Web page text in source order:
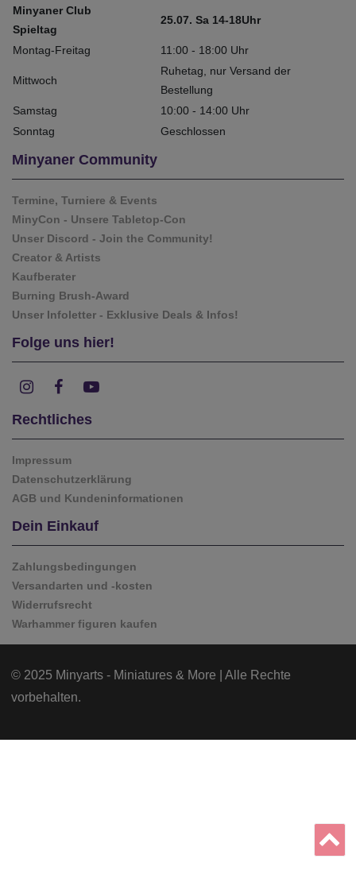
Minyaner Club
Spieltag
25.07. Sa 14-18Uhr
Montag-Freitag 11:00 - 18:00 Uhr
Mittwoch
Ruhetag, nur Versand der
Bestellung
Samstag
10:00 - 14:00 Uhr
Sonntag
Geschlossen
Minyaner Community
Termine, Turniere & Events
MinyCon - Unsere Tabletop-Con
Unser Discord - Join the Community!
Creator & Artists
Kaufberater
Burning Brush-Award
Unser Infoletter - Exklusive Deals & Infos!
Folge uns hier!
Rechtliches
Impressum
Datenschutzerklärung
AGB und Kundeninformationen
Dein Einkauf
Zahlungsbedingungen
Versandarten und -kosten
Widerrufsrecht
Warhammer figuren kaufen
© 2025 Minyarts - Miniatures & More | Alle Rechte
vorbehalten.